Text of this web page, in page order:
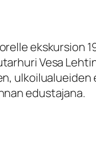
ekskursion
Vesa
edustajana.